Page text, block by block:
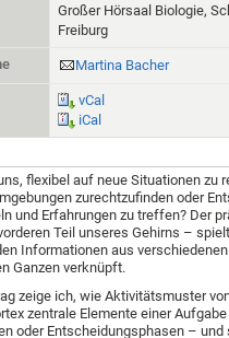
Großer Hörsaal Biologie,
Freiburg
Martina Bacher
vCal
iCal
flexibel auf neue Situationen zu
zurechtzufinden oder
und Erfahrungen zu treffen? Der
Teil unseres Gehirns –
Informationen aus
Ganzen verknüpft.
zeige ich, wie Aktivitätsmuster
zentrale Elemente einer
oder Entscheidungsphasen – und